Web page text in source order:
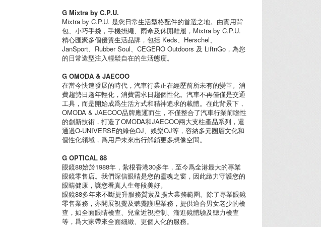
G Mixtra by C.P.U.
Mixtra by C.P.U. 是您日常生活型格配件的首選之地。由實用背
包、小巧手袋，手機掛繩、雨傘及休閒鞋履，Mixtra by C.P.U.
精心匯聚多個優質生活品牌，包括 Keds、Herschel、
JanSport、Rubber Soul、CEGERO Outdoors 及 LiftnGo，為您
的日常造型注入輕鬆自在的生活態度。
G OMODA & JAECOO
在當今快速發展的時代，汽車行業正在經歷前所未有的變革。消
費趨勢日趨年輕化，消費需求日趨個性化。汽車不再僅僅是交通
工具，而是開始成爲生活方式和精神追求的載體。在此背景下，
OMODA & JAECOO品牌應運而生，不僅整合了汽車行業前瞻性
的創新技術，打造了OMODA和JAECOO兩大支柱產品系列，還
通過O-UNIVERSE的綠色OJ、娛樂OJ等，容納多元圈層文化和
個性化領域，爲用戶未來出行解鎖更多想像空間。
G OPTICAL 88
眼鏡88始於1988年，紮根香港30多年，至今爲全港最大的專業
眼鏡零售店。我們深信眼睛是您的靈魂之窗，因此緻力守護您的
眼睛健康，讓您看真人生每段美好。
眼鏡88多年來不斷提升服務質素及擴大業務範圍。除了專業眼鏡
零售業務，亦開展視覺及聽覺護理業務，提供適合男女老少的檢
查，如全面眼睛檢查、兒童近視控制、漸進鏡體驗及聽力檢查
等，爲大家帶來全面細緻、更個人化的服務。